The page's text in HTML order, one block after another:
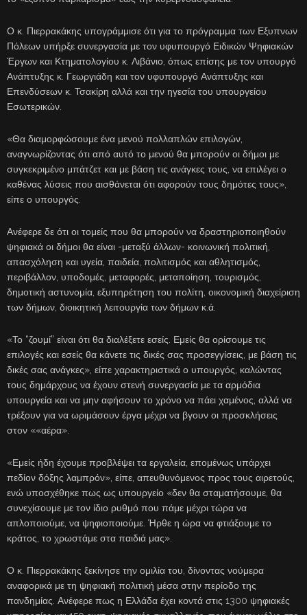
Ο κ. Πιερρακάκης υπογράμμισε ότι για το πρόγραμμα των Εξυπνων
Πόλεων υπήρξε συνεργασία με τον υφυπουργό Ειδικών Ψηφιακών
Έργων και Κτηματολογίου κ. Λιβάνιο, όπως επίσης με τον υπουργό
Ανάπτυξης κ. Γεωργιάδη και τον υφυπουργό Ανάπτυξης και
Επενδύσεων κ. Τσακίρη αλλά και την ηγεσία του υπουργείου
Εσωτερικών.
«Θα διαμορφώσουμε ένα μενού πολλαπλών επιλογών,
αναγνωρίζοντας ότι από αυτό το μενού θα μπορούν οι δήμοι με
συγκεκριμένο μπάτζετ και με βάση τις ανάγκες τους, να επιλέγει ο
καθένας λύσεις που αισθάνεται ότι αφορούν τους δημότες τους»,
είπε ο υπουργός.
Ανέφερε δε ότι οι τομείς που θα μπορούν να δραστηριοποιηθούν
ψηφιακά οι δήμοι θα είναι -μεταξύ άλλων- κοινωνική πολιτική,
απασχόληση και υγεία, παιδεία, πολιτισμός και αθλητισμός,
περιβάλλον, υποδομές, μεταφορές, μεταποίηση, τουρισμός,
δημοτική αστυνομία, εξυπηρέτηση του πολίτη, οικονομική διαχείριση
των δήμων, διοικητική λειτουργία των δήμων κ.ά.
«Το “ζουμί” είναι ότι θα διαλέξετε εσείς. Εμείς θα ορίσουμε τις
επιλογές και εσείς θα κάνετε τις δικές σας προσεγγίσεις, με βάση τις
δικές σας ανάγκες», είπε χαρακτηριστικά ο υπουργός, καλώντας
τους δημάρχους να έχουν στενή συνεργασία με τα αρμόδια
υπουργεία και να μην αφήσουν το χρόνο να πάει χαμένος, αλλά να
τρέξουν για να ωριμάσουν έργα μέχρι να βγουν οι προσκλήσεις
στον ««αέρα».
«Εμείς ήδη έχουμε προβλέψει τα εργαλεία, επομένως υπάρχει
πεδίον δόξης λαμπρόν», είπε, απευθυνόμενος προς τους αιρετούς,
ενώ υποσχέθηκε πως ως υπουργείο «δεν θα σταματήσουμε, θα
συνεχίσουμε με τον ίδιο ρυθμό που πάμε μέχρι τώρα να
απλοποιούμε, να ψηφιοποιούμε. Ήρθε η ώρα να φτιάξουμε το
κράτος, το χρωστάμε στα παιδιά μας».
Ο κ. Πιερρακάκης ξεκίνησε την ομιλία του, δίνοντας νούμερα
αναφορικά με τη ψηφιακή πολιτική μέσα στην περίοδο της
πανδημίας. Ανέφερε πως η Ελλάδα έχει κοντά στις 1300 ψηφιακές